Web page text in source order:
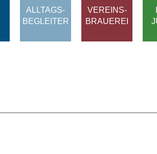
ALLTAGS-
BEGLEITER
VEREINS-
BRAUEREI